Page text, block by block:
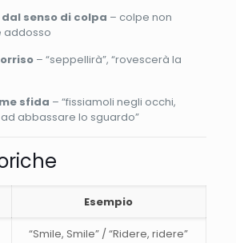
senso di colpa – colpe non
addosso
– “seppellirà”, “rovescerà la
sfida – “fissiamoli negli occhi,
abbassare lo sguardo”
Esempio
“Smile, Smile” / “Ridere, ridere”